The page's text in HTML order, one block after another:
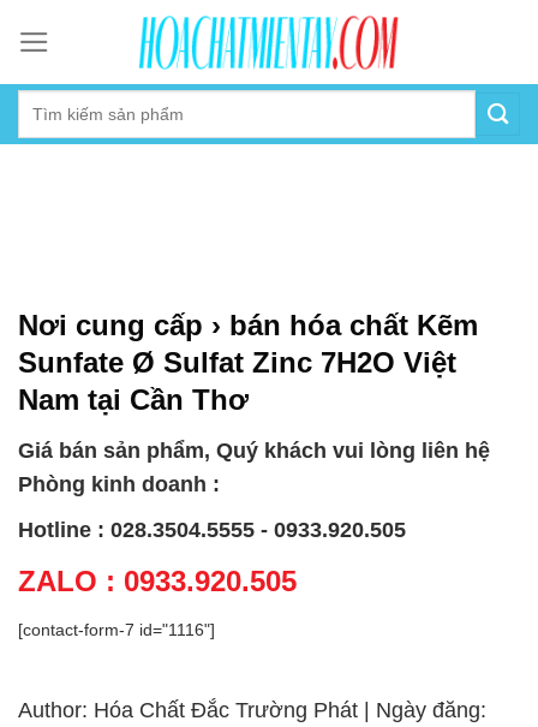
content
Nơi cung cấp › bán hóa chất Kẽm
Sunfate Ø Sulfat Zinc 7H2O Việt
Nam tại Cần Thơ
Giá bán sản phẩm, Quý khách vui lòng liên hệ
Phòng kinh doanh :
Hotline : 028.3504.5555 - 0933.920.505
ZALO : 0933.920.505
[contact-form-7 id="1116"]
Author: Hóa Chất Đắc Trường Phát | Ngày đăng: